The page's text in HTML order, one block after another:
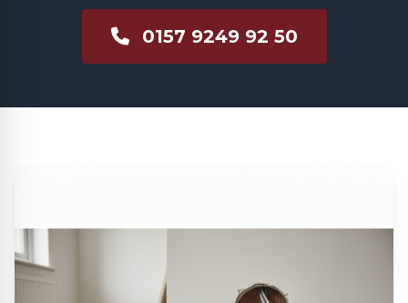
0157 9249 92 50